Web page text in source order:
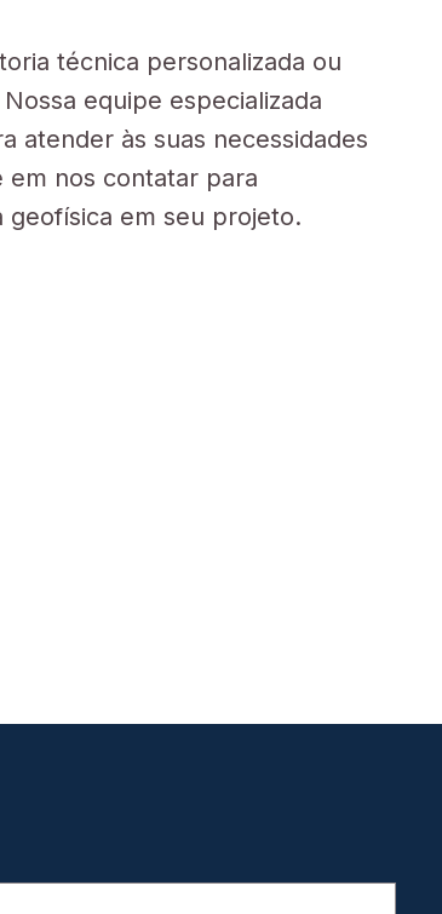
técnica personalizada ou
equipe especializada
atender às suas necessidades
em nos contatar para
em seu projeto.